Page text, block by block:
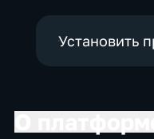
Установить